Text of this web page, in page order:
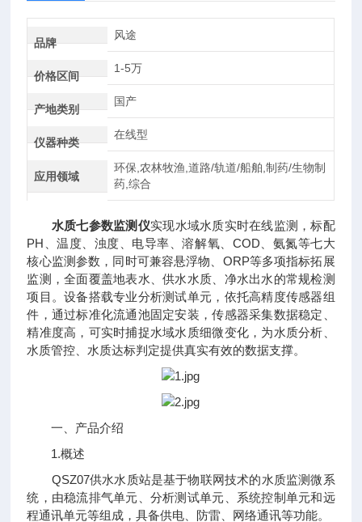
品牌
风途
价格区间
1-5万
产地类别
国产
仪器种类
在线型
应用领域
环保,农林牧渔,道路/轨道/船舶,制药/生物制
药,综合
水质七参数监测仪实现水域水质实时在线监测，标配
PH、温度、浊度、电导率、溶解氧、COD、氨氮等七大
核心监测参数，同时可兼容悬浮物、ORP等多项指标拓展
监测，全面覆盖地表水、供水水质、净水出水的常规检测
项目。设备搭载专业分析测试单元，依托高精度传感器组
件，通过标准化流通池固定安装，传感器采集数据稳定、
精准度高，可实时捕捉水域水质细微变化，为水质分析、
水质管控、水质达标判定提供真实有效的数据支撑。
一、产品介绍
1.概述
QSZ07供水水质站是基于物联网技术的水质监测微系
统，由稳流排气单元、分析测试单元、系统控制单元和远
程通讯单元等组成，具备供电、防雷、网络通讯等功能。